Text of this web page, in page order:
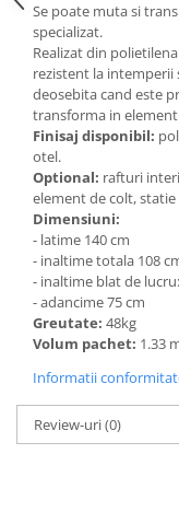
Se poate muta si
specializat.
Realizat din
rezistent la intemperii
deosebita cand este
transforma in
Finisaj disponibil:
otel.
Optional: rafturi
element de colt,
Dimensiuni:
- latime 140 cm
- inaltimetotala 108 c
- inaltime blat de lucru:
- adancime75 cm
Greutate: 48kg
Volum pachet: 1.33
Informatii
Review-uri(0)